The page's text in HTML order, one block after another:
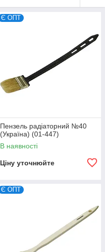
Є ОПТ
Пензель радіаторний №40
(Україна) (01-447)
В наявності
Ціну уточнюйте
Є ОПТ